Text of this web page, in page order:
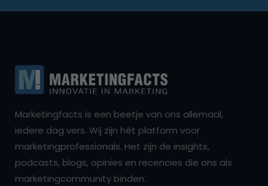
Marketingfacts is een beetje van ons allemaal,
iedere dag vers. Wij zijn hét platform voor
marketingprofessionals. Het zijn de insights,
podcasts, blogs, opinies en recencies die ons als
marketingcommunity binden.